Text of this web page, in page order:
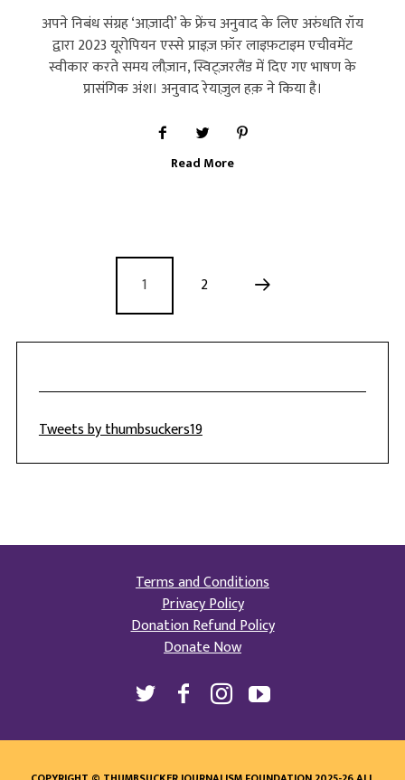
अपने निबंध संग्रह ‘आज़ादी’ के फ्रेंच अनुवाद के लिए अरुंधति रॉय
द्वारा 2023 यूरोपियन एस्से प्राइज़ फ़ॉर लाइफ़टाइम एचीवमेंट
स्वीकार करते समय लौज़ान, स्विट्ज़रलैंड में दिए गए भाषण के
प्रासंगिक अंश। अनुवाद रेयाज़ुल हक़ ने किया है।
Read More
1 2
Tweets by thumbsuckers19
Terms and Conditions
Privacy Policy
Donation Refund Policy
Donate Now